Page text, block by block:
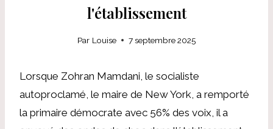
l'établissement
Par Louise 7 septembre 2025
Lorsque Zohran Mamdani, le socialiste
autoproclamé, le maire de New York, a remporté
la primaire démocrate avec 56% des voix, il a